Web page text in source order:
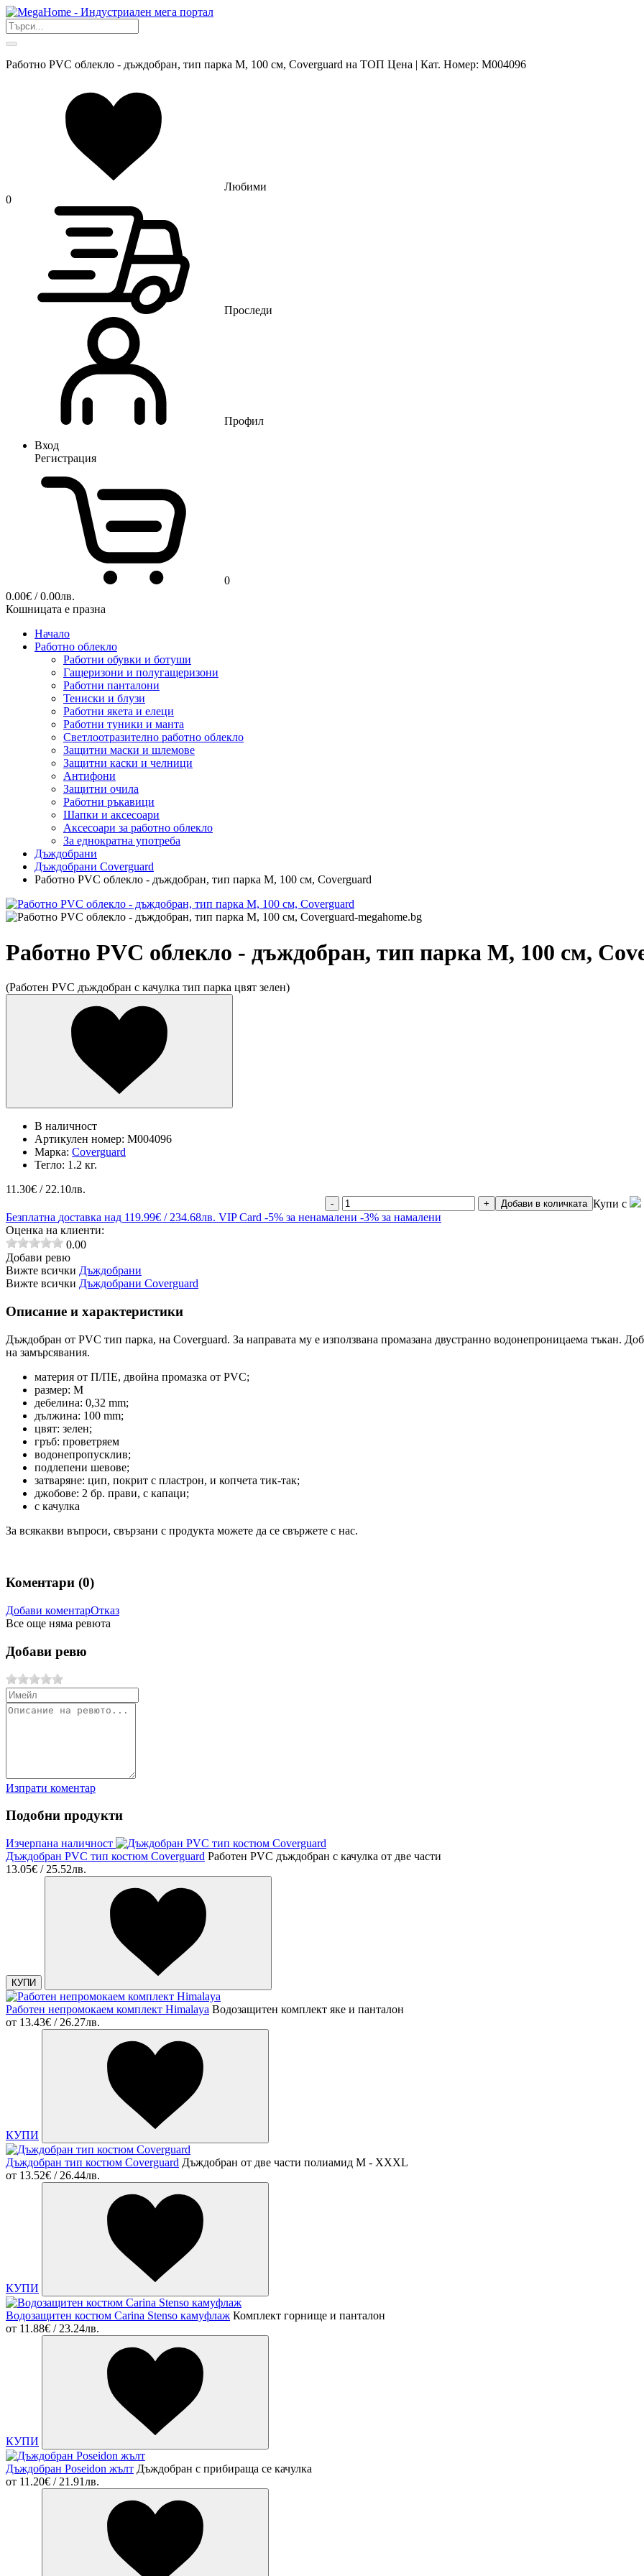
Работно PVC облекло - дъждобран, тип парка M, 100 cм, Coverguard на ТОП Цена | Кат. Номер: M004096
Любими
0
Проследи
Профил
Вход
Регистрация
0
0.00€ / 0.00лв.
Кошницата е празна
Начало
Работно облекло
Работни обувки и ботуши
Гащеризони и полугащеризони
Работни панталони
Тениски и блузи
Работни якета и елеци
Работни туники и манта
Светлоотразително работно облекло
Защитни маски и шлемове
Защитни каски и челници
Антифони
Защитни очила
Работни ръкавици
Шапки и аксесоари
Аксесоари за работно облекло
За еднократна употреба
Дъждобрани
Дъждобрани Coverguard
Работно PVC облекло - дъждобран, тип парка M, 100 cм, Coverguard
Работно PVC облекло - дъждобран, тип парка M, 100 cм,
(Работен PVC дъждобран с качулка тип парка цвят зелен)
В наличност
Артикулен номер: M004096
Марка: Coverguard
Тегло: 1.2 кг.
11.30€ / 22.10лв.
- + Добави в количката Купи с
Безплатна доставка над 119.99€ / 234.68лв. VIP Card -5% за ненамалени -3% за намалени
Оценка на клиенти:
0.00
Добави ревю
Вижте всички Дъждобрани
Вижте всички Дъждобрани Coverguard
Описание и характеристики
Дъждобран от PVC тип парка, на Coverguard. За направата му е използвана промазана двустранно водонепроницаема тъкан.
на замърсявания.
материя от П/ПЕ, двойна промазка от PVC;
размер: M
дебелина: 0,32 mm;
дължина: 100 mm;
цвят: зелен;
гръб: проветряем
водонепропусклив;
подлепени шевове;
затваряне: цип, покрит с пластрон, и копчета тик-так;
джобове: 2 бр. прави, с капаци;
с качулка
За всякакви въпроси, свързани с продукта можете да се свържете с нас.
Коментари (0)
Добави коментарОтказ
Все още няма ревюта
Добави ревю
Изпрати коментар
Подобни продукти
Изчерпана наличност
Дъждобран PVC тип костюм Coverguard Работен PVC дъждобран с качулка от две части
13.05€ / 25.52лв.
КУПИ
Работен непромокаем комплект Himalaya Водозащитен комплект яке и панталон
от 13.43€ / 26.27лв.
КУПИ
Дъждобран тип костюм Coverguard Дъждобран от две части полиамид M - XXXL
от 13.52€ / 26.44лв.
КУПИ
Водозащитен костюм Carina Stenso камуфлаж Комплект горнище и панталон
от 11.88€ / 23.24лв.
КУПИ
Дъждобран Poseidon жълт Дъждобран с прибираща се качулка
от 11.20€ / 21.91лв.